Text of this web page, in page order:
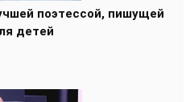
поэтессой, пишущей
детей